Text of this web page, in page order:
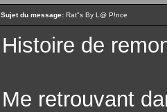
Sujet du message: Rat"s By L@ P!nce
Histoire de
Me retrouvant